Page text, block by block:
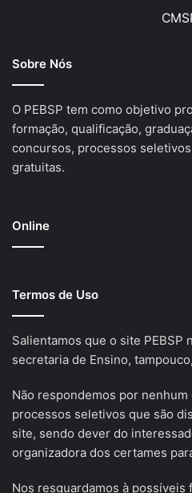
Sobre Nós
O PEBSP tem como objetivo
formação, qualificação,
concursos, processos
gratuitas.
Online
Termos de Uso
Salientamos que o site PEBSP
secretaria de Ensino,
Não respondemos por
processos seletivos que são
site, sendo dever do
organizadora dos certames
Nos resguardamos à possíveis